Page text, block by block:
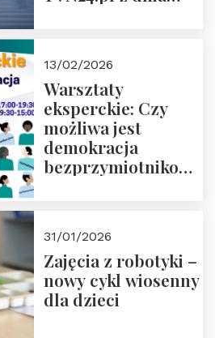
13/02/2026
Warsztaty
eksperckie: Czy
możliwa jest
demokracja
bezprzymiotnikowa?
31/01/2026
Zajęcia z robotyki –
nowy cykl wiosenny
dla dzieci